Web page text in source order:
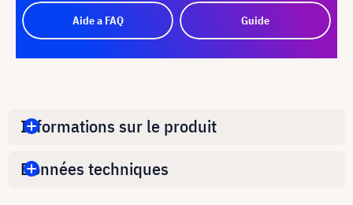
Aide a FAQ Guide
Informations sur le produit
Données techniques